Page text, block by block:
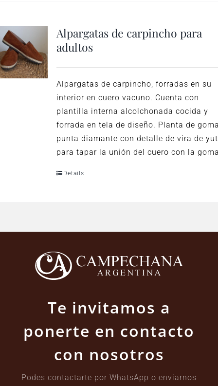
Alpargatas de carpincho para
adultos
Alpargatas de carpincho, forradas en su
interior en cuero vacuno. Cuenta con
plantilla interna alcolchonada cocida y
forrada en tela de diseño. Planta de
punta diamante con detalle de vira de
para tapar la unión del cuero con la
Details
Te invitamos a
ponerte en contacto
con nosotros
Podes contactarte por WhatsApp o enviarnos